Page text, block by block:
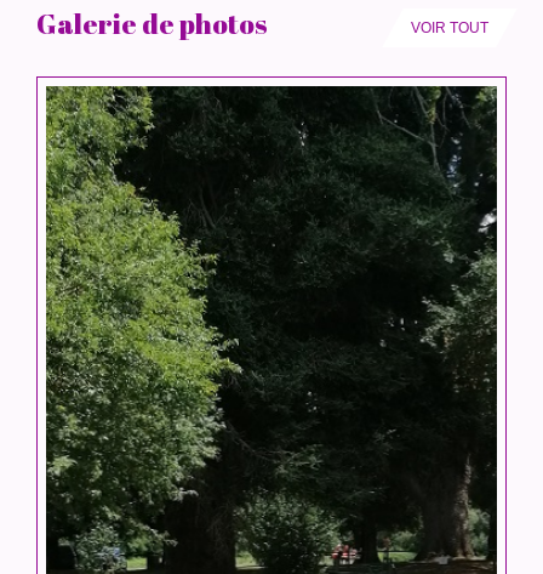
Galerie de photos VOIR TOUT